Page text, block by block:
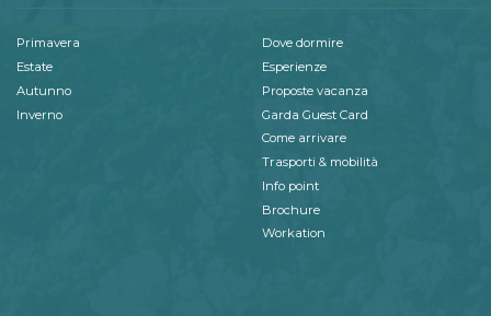
Primavera
Estate
Autunno
Inverno
Dove dormire
Esperienze
Proposte vacanza
Garda Guest Card
Come arrivare
Trasporti & mobilità
Info point
Brochure
Workation